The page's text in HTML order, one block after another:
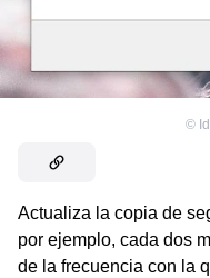
©
Actualiza la copia de
por ejemplo, cada dos
de la frecuencia con la